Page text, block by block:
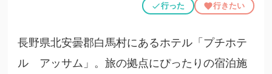
行った 行きたい
長野県北安曇郡白馬村にあるホテル「プチホテ
ル アッサム」。旅の拠点にぴったりの宿泊施